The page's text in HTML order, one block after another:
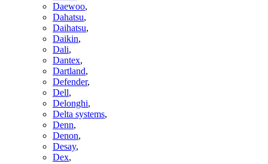
Daewoo,
Dahatsu,
Daihatsu,
Daikin,
Dali,
Dantex,
Dartland,
Defender,
Dell,
Delonghi,
Delta systems,
Denn,
Denon,
Desay,
Dex,